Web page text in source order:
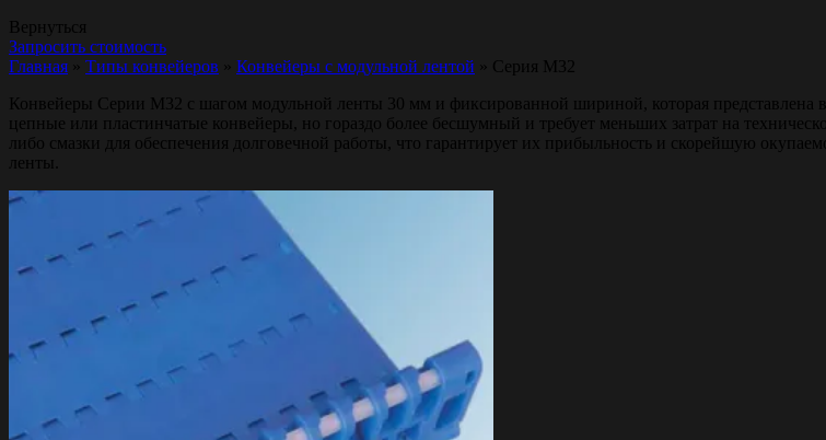
Вернуться
Запросить стоимость
Главная » Типы конвейеров » Конвейеры с модульной лентой » Серия М32
Конвейеры Серии М32 с шагом модульной ленты 30 мм и фиксированной шириной, которая представлена
цепные или пластинчатые конвейеры, но гораздо более бесшумный и требует меньших затрат на
либо смазки для обеспечения долговечной работы, что гарантирует их прибыльность и скорейшую
ленты.